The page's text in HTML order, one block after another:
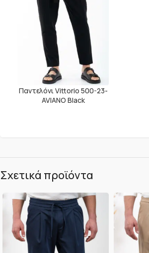
Παντελόνι Vittorio 500-23-
AVIANO Black
Σχετικά προϊόντα